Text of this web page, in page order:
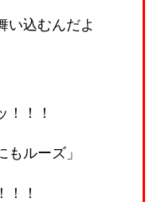
い込むんだよ
！！！
もルーズ」
！！